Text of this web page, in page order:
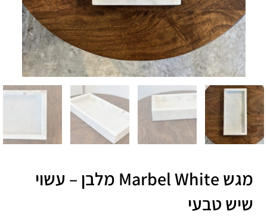
מגש Marbel White מלבן – עשוי
שיש טבעי